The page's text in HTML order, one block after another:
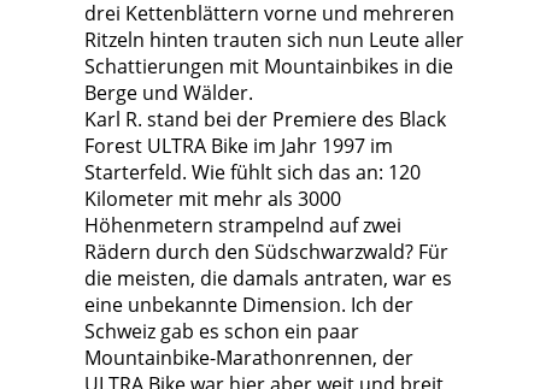
drei Kettenblättern vorne und mehreren
Ritzeln hinten trauten sich nun Leute aller
Schattierungen mit Mountainbikes in die
Berge und Wälder.
Karl R. stand bei der Premiere des Black
Forest ULTRA Bike im Jahr 1997 im
Starterfeld. Wie fühlt sich das an: 120
Kilometer mit mehr als 3000
Höhenmetern strampelnd auf zwei
Rädern durch den Südschwarzwald? Für
die meisten, die damals antraten, war es
eine unbekannte Dimension. Ich der
Schweiz gab es schon ein paar
Mountainbike-Marathonrennen, der